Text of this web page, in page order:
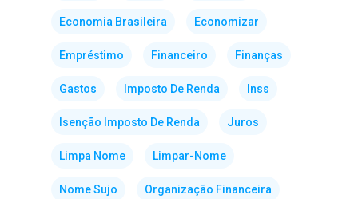
Economia Brasileira Economizar
Empréstimo Financeiro Finanças
Gastos Imposto De Renda Inss
Isenção Imposto De Renda Juros
Limpa Nome Limpar-Nome
Nome Sujo Organização Financeira